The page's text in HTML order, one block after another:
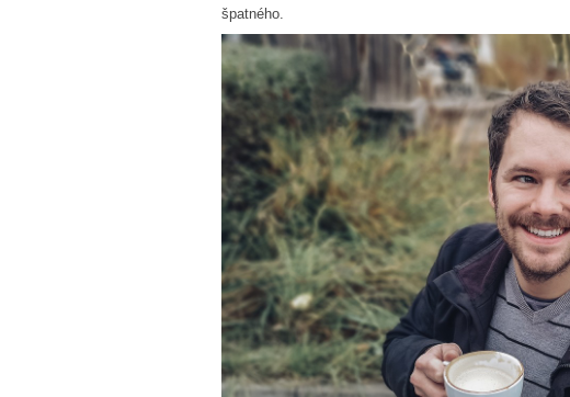
špatného.